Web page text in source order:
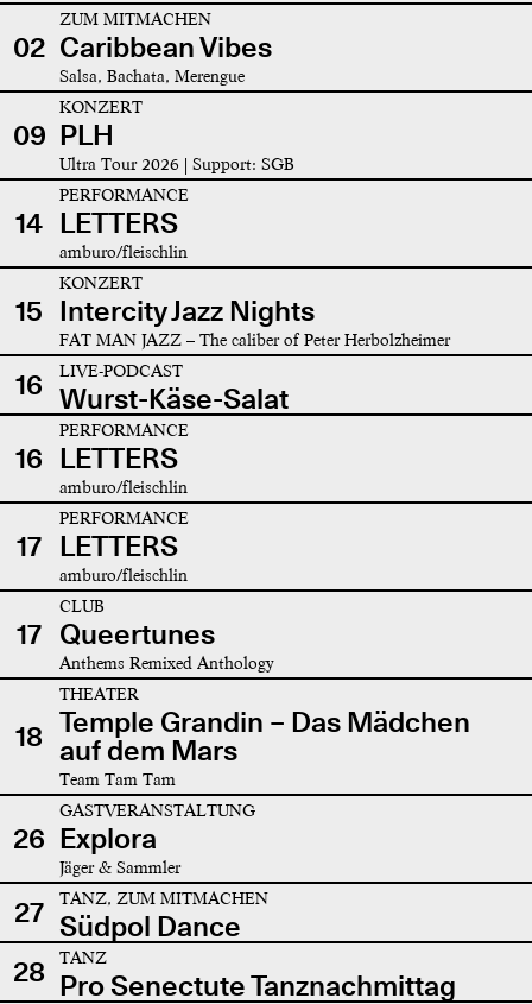
02
ZUM MITMACHEN
Caribbean Vibes
Salsa, Bachata, Merengue
09
KONZERT
PLH
Ultra Tour 2026 | Support: SGB
14
PERFORMANCE
LETTERS
amburo/fleischlin
15
KONZERT
Intercity Jazz Nights
FAT MAN JAZZ – The caliber of Peter Herbolzheimer
16 LIVE-PODCAST
Wurst-Käse-Salat
16
PERFORMANCE
LETTERS
amburo/fleischlin
17
PERFORMANCE
LETTERS
amburo/fleischlin
17
CLUB
Queertunes
Anthems Remixed Anthology
18
THEATER
Temple Grandin – Das Mädchen
auf dem Mars
Team Tam Tam
26
GASTVERANSTALTUNG
Explora
Jäger & Sammler
27 TANZ, ZUM MITMACHEN
Südpol Dance
28
TANZ
Pro Senectute Tanznachmittag